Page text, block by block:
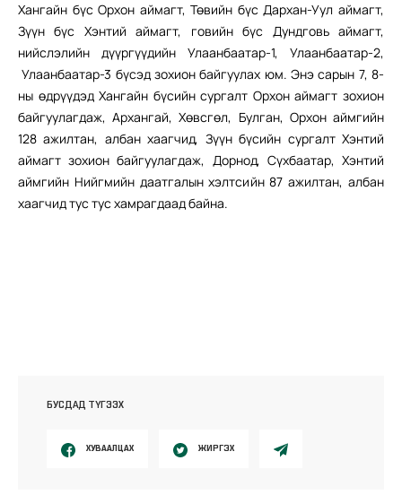
Хангайн бүс Орхон аймагт, Төвийн бүс Дархан-Уул аймагт,
Зүүн бүс Хэнтий аймагт, говийн бүс Дундговь аймагт,
нийслэлийн дүүргүүдийн Улаанбаатар-1, Улаанбаатар-2,
Улаанбаатар-3 бүсэд зохион байгуулах юм. Энэ сарын 7, 8-
ны өдрүүдэд Хангайн бүсийн сургалт Орхон аймагт зохион
байгуулагдаж, Архангай, Хөвсгөл, Булган, Орхон аймгийн
128 ажилтан, албан хаагчид, Зүүн бүсийн сургалт Хэнтий
аймагт зохион байгуулагдаж, Дорнод, Сүхбаатар, Хэнтий
аймгийн Нийгмийн даатгалын хэлтсийн 87 ажилтан, албан
хаагчид тус тус хамрагдаад байна.
БУСДАД ТҮГЭЭХ
ХУВААЛЦАХ ЖИРГЭХ